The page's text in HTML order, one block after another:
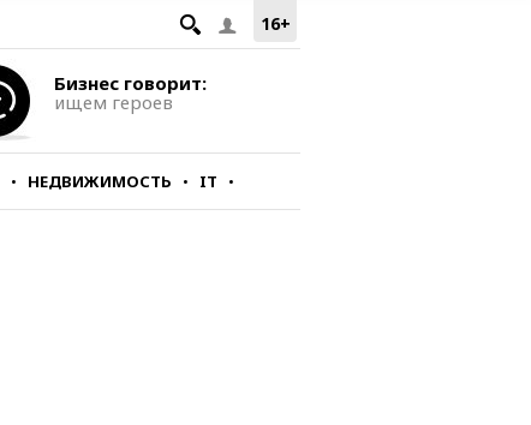
16+
Бизнес говорит:
ищем героев
НЕДВИЖИМОСТЬ IT